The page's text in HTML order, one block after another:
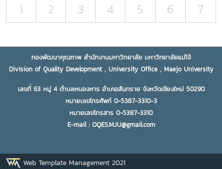
1
2 3 4 5 6 7
กองพัฒนาคุณภาพ สำนักงานมหาวิทยาลัย มหาวิทยาลัยแม่โจ้
Division of Quality Development , University Office , Maejo University
เลขที่ 63 หมู่ 4 ตำบลหนองหาร อำเภอสันทราย จังหวัดเชียงใหม่ 50290
หมายเลขโทรศัพท์ 0-5387-3310-3
หมายเลขโทรสาร 0-5387-3310
E-mail : OQES.MJU@gmail.com
Web Template Management 2021